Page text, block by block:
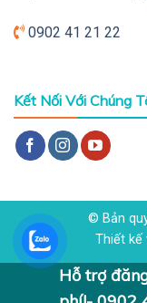
0902 41 21 22
Kết Nối Với Chúng
Hỗ trợ
© Bản
Thiết kế